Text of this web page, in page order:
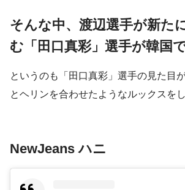
そんな中、渡辺選手が新た
む「田口真彩」選手が韓国
というのも「田口真彩」選手の見た目
とヘリンを合わせたようなルックスを
NewJeans ハニ